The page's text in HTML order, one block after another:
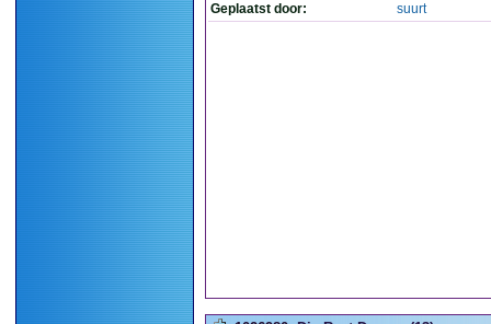
Geplaatst door: suurt